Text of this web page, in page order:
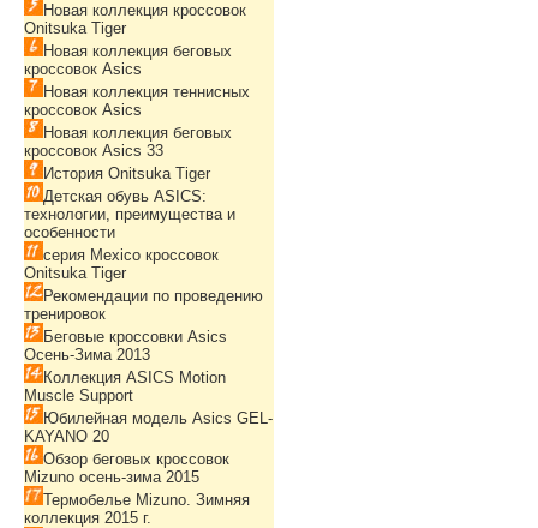
Новая коллекция кроссовок
Onitsuka Tiger
Новая коллекция беговых
кроссовок Asics
Новая коллекция теннисных
кроссовок Asics
Новая коллекция беговых
кроссовок Asics 33
История Onitsuka Tiger
Детская обувь ASICS:
технологии, преимущества и
особенности
серия Mexico кроссовок
Onitsuka Tiger
Рекомендации по проведению
тренировок
Беговые кроссовки Asics
Осень-Зима 2013
Коллекция ASICS Motion
Muscle Support
Юбилейная модель Asics GEL-
KAYANO 20
Обзор беговых кроссовок
Mizuno осень-зима 2015
Термобелье Mizuno. Зимняя
коллекция 2015 г.